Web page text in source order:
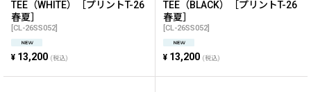
意味合いも込められている。
日本国内では、東京・原宿"STEWARD LANE TOKYO"、大阪・南
堀江"STEWARDS LANE OSAKA"の2拠点で直営店を運営してい
る。
TEE（WHITE）［プリントT-26
春夏］
[CL-26SS052]
¥ 13,200 (税込)
TEE（BLACK）［プリントT-26
春夏］
[CL-26SS052]
¥ 13,200 (税込)